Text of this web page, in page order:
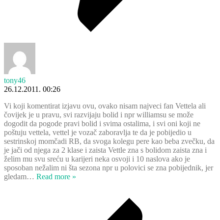
tony46
26.12.2011. 00:26
Vi koji komentirat izjavu ovu, ovako nisam najveci fan Vettela ali
čovijek je u pravu, svi razvijaju bolid i npr williamsu se može
dogodit da pogode pravi bolid i svima ostalima, i svi oni koji ne
poštuju vettela, vettel je vozač zaboravlja te da je pobijedio u
sestrinskoj momčadi RB, da svoga kolegu pere kao beba zvečku, da
je jači od njega za 2 klase i zaista Vettle zna s bolidom zaista zna i
želim mu svu sreću u karijeri neka osvoji i 10 naslova ako je
sposoban nežalim ni šta sezona npr u polovici se zna pobijednik, jer
gledam… Read more »